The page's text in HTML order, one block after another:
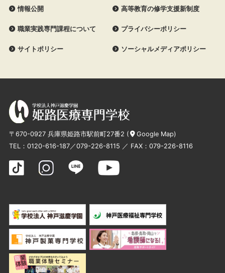
情報公開 高等教育の修学支援新制度
職業実践専門課程について プライバシーポリシー
サイトポリシー ソーシャルメディアポリシー
〒670-0927 兵庫県姫路市駅前町27番2 ( Google Map)
TEL： 0120-616-187／079-226-8115 ／ FAX：079-226-8116